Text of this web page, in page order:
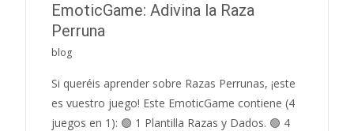
EmoticGame: Adivina la Raza
Perruna
blog
Si queréis aprender sobre Razas Perrunas, ¡este
es vuestro juego! Este EmoticGame contiene (4
juegos en 1): 🟢 1 Plantilla Razas y Dados. 🟢 4